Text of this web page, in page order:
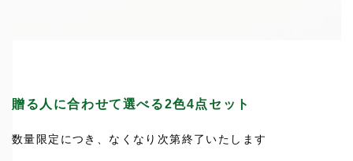
贈る人に合わせて選べる2色4点セット
数量限定につき、なくなり次第終了いたします